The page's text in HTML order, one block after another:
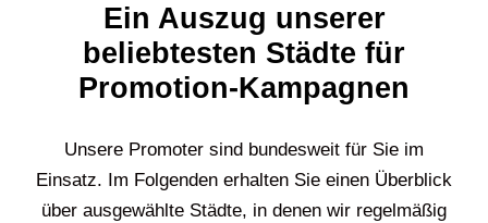
Ein Auszug unserer
beliebtesten Städte für
Promotion-Kampagnen
Unsere Promoter sind bundesweit für Sie im
Einsatz. Im Folgenden erhalten Sie einen Überblick
über ausgewählte Städte, in denen wir regelmäßig